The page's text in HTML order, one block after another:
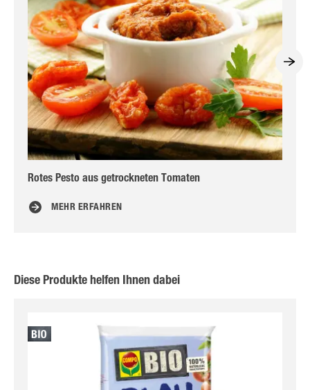
Rotes Pesto aus getrockneten Tomaten
MEHR ERFAHREN
Diese Produkte helfen Ihnen dabei